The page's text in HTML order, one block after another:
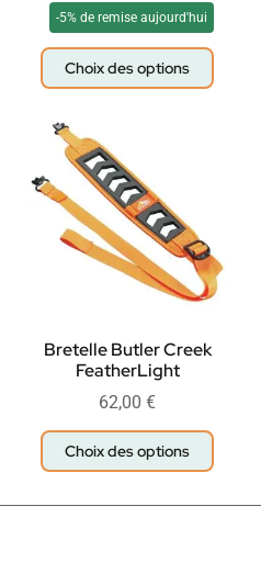
-5% de remise aujourd'hui
Choix des options
Bretelle Butler Creek
FeatherLight
62,00 €
Choix des options